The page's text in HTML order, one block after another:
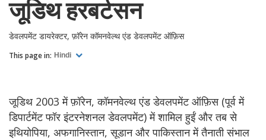
जूडिथ हरबर्टसन
डेवलपमेंट डायरेक्टर, फ़ॉरेन कॉमनवेल्थ एंड डेवलपमेंट ऑफ़िस
This page in: Hindi
जूडिथ 2003 में फ़ॉरेन, कॉमनवेल्थ एंड डेवलपमेंट ऑफ़िस (पूर्व में
डिपार्टमेंट फॉर इंटरनेशनल डेवलपमेंट) में शामिल हुईं और तब से
इथियोपिया, अफगानिस्तान, सूडान और पाकिस्तान में तैनाती संभाल